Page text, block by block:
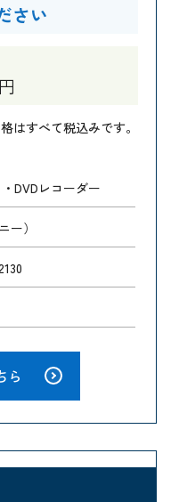
さい
はすべて税込みです。
DVDレコーダー
ー）
ら